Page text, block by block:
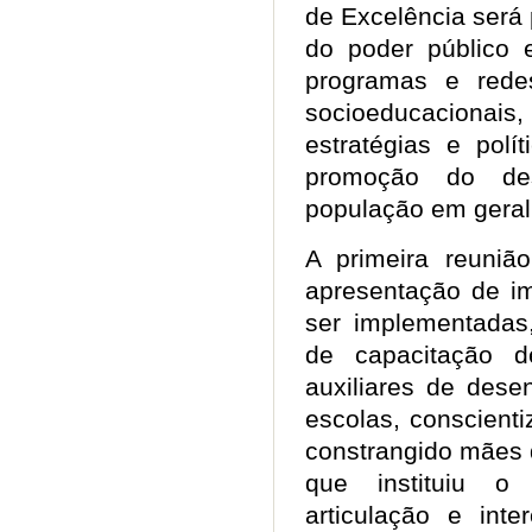
de Excelência
do poder público
programas e
estratégias e
promoção do
população em
A primeira
apresentação de
ser
de capacitação
auxiliares de
escolas,
constrangido
que instituiu o
articulação e